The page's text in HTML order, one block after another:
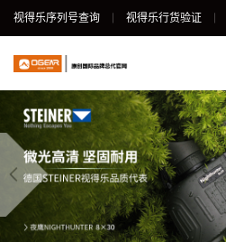
视得乐序列号查询 视得乐行货验证